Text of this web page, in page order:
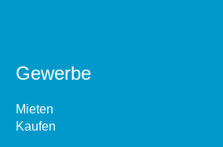
Gewerbe
Mieten
Kaufen